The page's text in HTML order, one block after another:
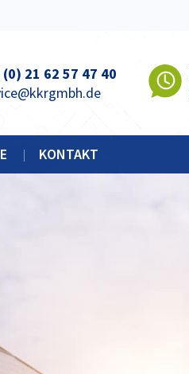
(0) 21 62 57 47 40
KONTAKT